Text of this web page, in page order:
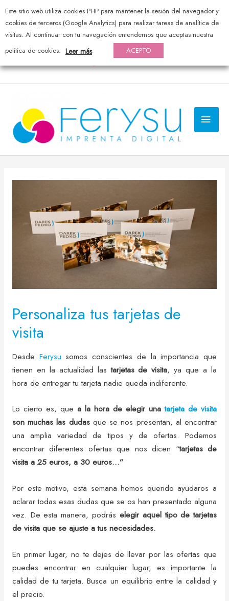
976 44 20 25 — pedidos@ferysu.com
Personaliza tus tarjetas de
visita
Desde Ferysu somos conscientes de la importancia que
tienen en la actualidad lastarjetas de visita, ya que a la
hora de entregar tu tarjeta nadie queda indiferente.
Lo cierto es, que a la hora de elegir unatarjeta de visita
son muchas las dudas que se nos presentan, al encontrar
una amplia variedad de tipos y de ofertas. Podemos
encontrar diferentes ofertas que nos dicen “tarjetas de
visita a 25 euros, a 30 euros…”
Por este motivo, esta semana hemos querido ayudaros a
aclarar todas esas dudas que se os han presentado alguna
vez. De esta manera, podrás elegir aquel tipo de tarjetas
de visita que se ajuste a tus necesidades.
En primer lugar, no te dejes de llevar por las ofertas que
puedes encontrar en cualquier lugar, es importante la
calidad de tu tarjeta. Busca un equilibrio entre la calidad y
el precio.
Este sitio web utiliza cookies PHP para mantener la sesión del navegador y
cookies de terceros (Google Analytics) para realizar tareas de analítica de
visitas. Al continuar con tu navegación entendemos que aceptas nuestra
política de cookies. Leer más ACEPTO